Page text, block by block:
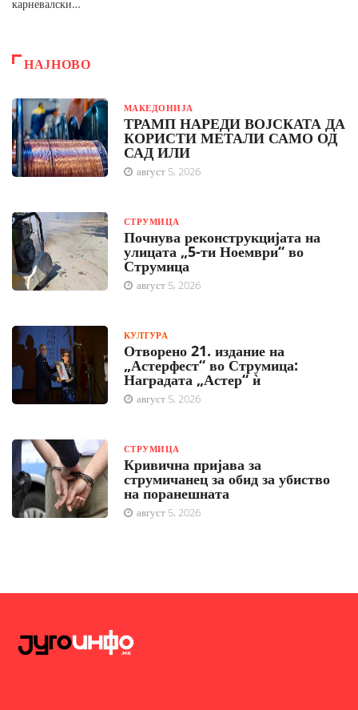
карневалски…
НАЈНОВО
МАКЕДОНИЈА
ТРАМП НАРЕДИ ВОЈСКАТА ДА
КОРИСТИ МЕТАЛИ САМО ОД
САД ИЛИ
август 5, 2026
СТРУМИЦА
Почнува реконструкцијата на
улицата „5-ти Ноември“ во
Струмица
август 5, 2026
КУЛТУРА
Отворено 21. издание на
„Астерфест“ во Струмица:
Наградата „Астер“ ѝ
август 5, 2026
СТРУМИЦА
Кривична пријава за
струмичанец за обид за убиство
на поранешната
август 5, 2026